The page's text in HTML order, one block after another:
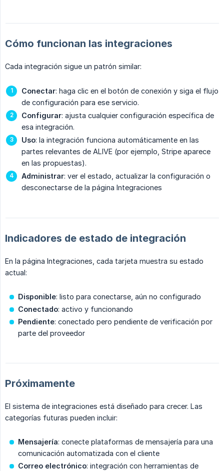
Cómo funcionan las integraciones
Cada integración sigue un patrón similar:
Conectar: haga clic en el botón de conexión y siga el flujo
de configuración para ese servicio.
Configurar: ajusta cualquier configuración específica de
esa integración.
Uso: la integración funciona automáticamente en las
partes relevantes de ALIVE (por ejemplo, Stripe aparece
en las propuestas).
Administrar: ver el estado, actualizar la configuración o
desconectarse de la página Integraciones
Indicadores de estado de integración
En la página Integraciones, cada tarjeta muestra su estado
actual:
Disponible: listo para conectarse, aún no configurado
Conectado: activo y funcionando
Pendiente: conectado pero pendiente de verificación por
parte del proveedor
Próximamente
El sistema de integraciones está diseñado para crecer. Las
categorías futuras pueden incluir:
Mensajería: conecte plataformas de mensajería para una
comunicación automatizada con el cliente
Correo electrónico: integración con herramientas de